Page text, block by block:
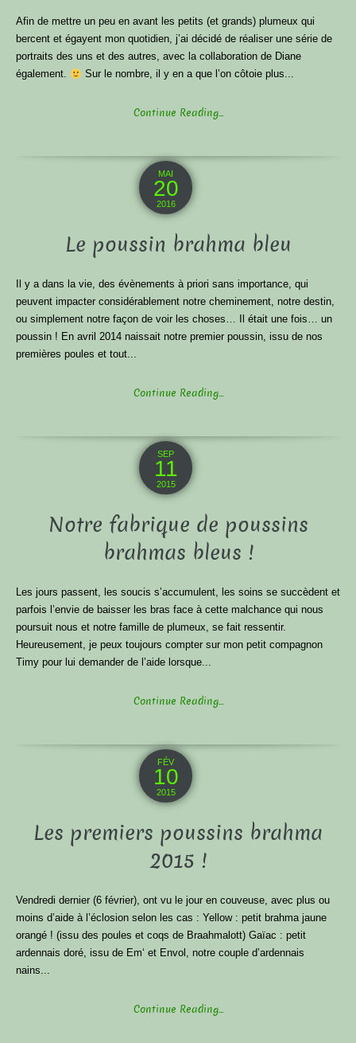
Afin de mettre un peu en avant les petits (et grands) plumeux qui
bercent et égayent mon quotidien, j’ai décidé de réaliser une série de
portraits des uns et des autres, avec la collaboration de Diane
également.
Sur le nombre, il y en a que l’on côtoie plus...
Continue Reading...
MAI
20
2016
Le poussin brahma bleu
Il y a dans la vie, des évènements à priori sans importance, qui
peuvent impacter considérablement notre cheminement, notre destin,
ou simplement notre façon de voir les choses… Il était une fois… un
poussin ! En avril 2014 naissait notre premier poussin, issu de nos
premières poules et tout...
Continue Reading...
SEP
11
2015
Notre fabrique de poussins
brahmas bleus !
Les jours passent, les soucis s’accumulent, les soins se succèdent et
parfois l’envie de baisser les bras face à cette malchance qui nous
poursuit nous et notre famille de plumeux, se fait ressentir.
Heureusement, je peux toujours compter sur mon petit compagnon
Timy pour lui demander de l’aide lorsque...
Continue Reading...
FÉV
10
2015
Les premiers poussins brahma
2015 !
Vendredi dernier (6 février), ont vu le jour en couveuse, avec plus ou
moins d’aide à l’éclosion selon les cas : Yellow : petit brahma jaune
orangé ! (issu des poules et coqs de Braahmalott) Gaïac : petit
ardennais doré, issu de Em‘ et Envol, notre couple d’ardennais
nains...
Continue Reading...